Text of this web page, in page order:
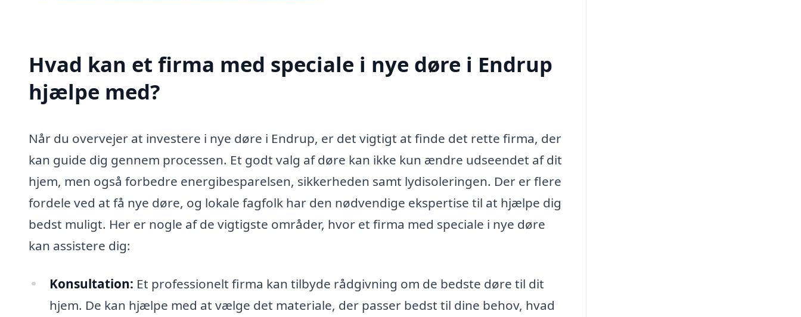
Hvad kan et firma med speciale i nye døre i Endrup
hjælpe med?
Når du overvejer at investere i nye døre i Endrup, er det vigtigt at finde det rette firma, der
kan guide dig gennem processen. Et godt valg af døre kan ikke kun ændre udseendet af dit
hjem, men også forbedre energibesparelsen, sikkerheden samt lydisoleringen. Der er flere
fordele ved at få nye døre, og lokale fagfolk har den nødvendige ekspertise til at hjælpe dig
bedst muligt. Her er nogle af de vigtigste områder, hvor et firma med speciale i nye døre
kan assistere dig:
Konsultation: Et professionelt firma kan tilbyde rådgivning om de bedste døre til dit
hjem. De kan hjælpe med at vælge det materiale, der passer bedst til dine behov, hvad